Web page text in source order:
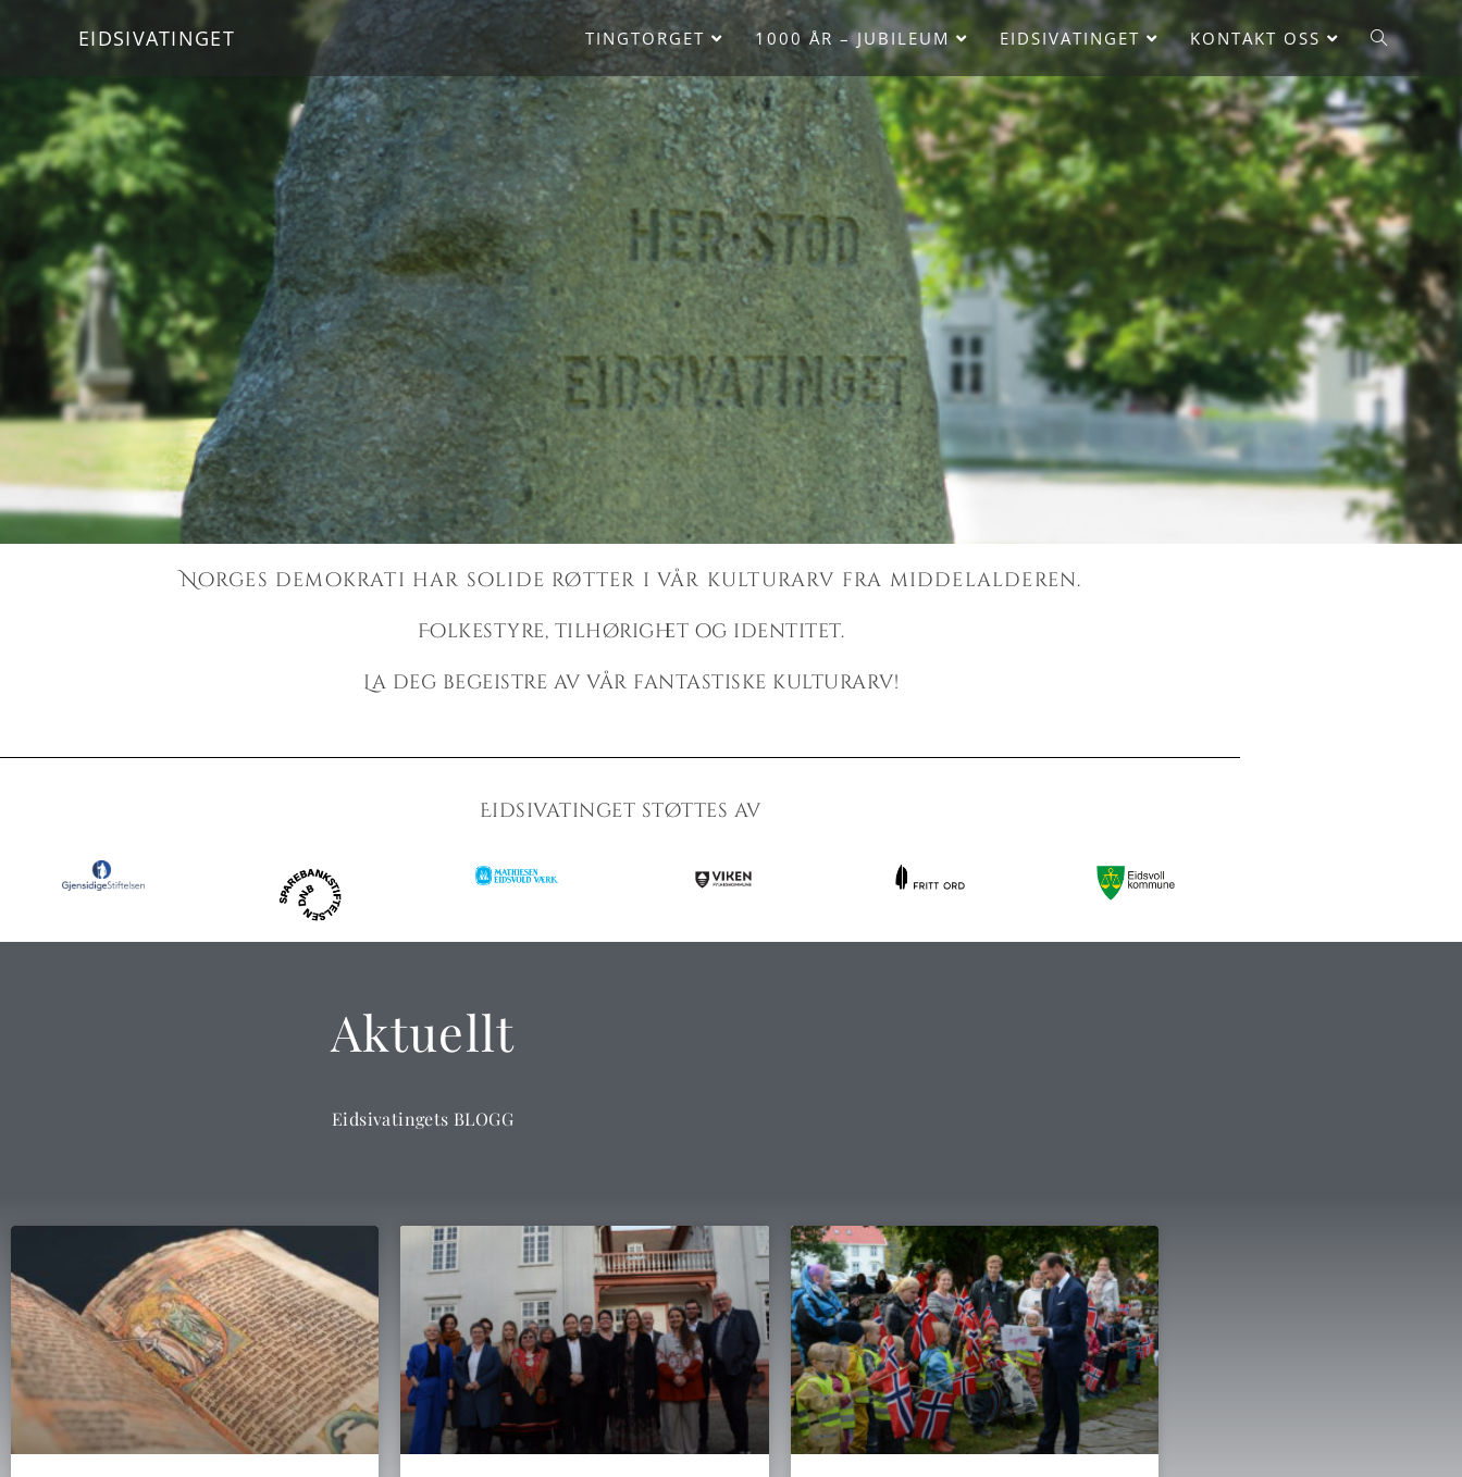
EIDSIVATINGET TINGTORGET 1000 ÅR – JUBILEUM EIDSIVATINGET KONTAKT OSS
EIDSIVATINGE
T
- formidler kunnskap om
vår lange og stolte
Norges demokrati har solide røtter i vår kulturarv fra middelalderen.
Folkestyre, tilhørighet og identitet.
La deg begeistre av vår fantastiske kulturarv!
Eidsivatinget støttes av
Aktuellt
Eidsivatingets BLOGG